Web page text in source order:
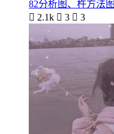
82分析图、杵方法图
 2.1k  3  3